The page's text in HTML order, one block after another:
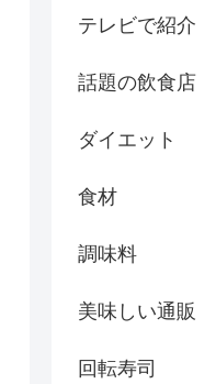
テレビで紹介
話題の飲食店
ダイエット
食材
調味料
美味しい通販
回転寿司